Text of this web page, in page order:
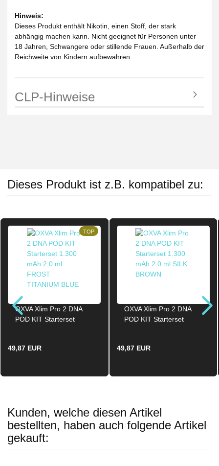
Hinweis:
Dieses Produkt enthält Nikotin, einen Stoff, der stark
abhängig machen kann. Nicht geeignet für Personen unter
18 Jahren, Schwangere oder stillende Frauen. Außerhalb der
Reichweite von Kindern aufbewahren.
CLP-Hinweise
Dieses Produkt ist z.B. kompatibel zu:
TOP
OXVA Xlim Pro 2 DNA
POD KIT Starterset
49,87 EUR
OXVA Xlim Pro 2 DNA
POD KIT Starterset
49,87 EUR
Kunden, welche diesen Artikel
bestellten, haben auch folgende Artikel
gekauft: